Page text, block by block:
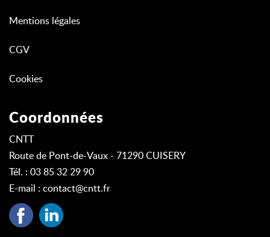
Mentions légales
CGV
Cookies
Coordonnées
CNTT
Route de Pont-de-Vaux - 71290 CUISERY
Tél. : 03 85 32 29 90
E-mail : contact@cntt.fr